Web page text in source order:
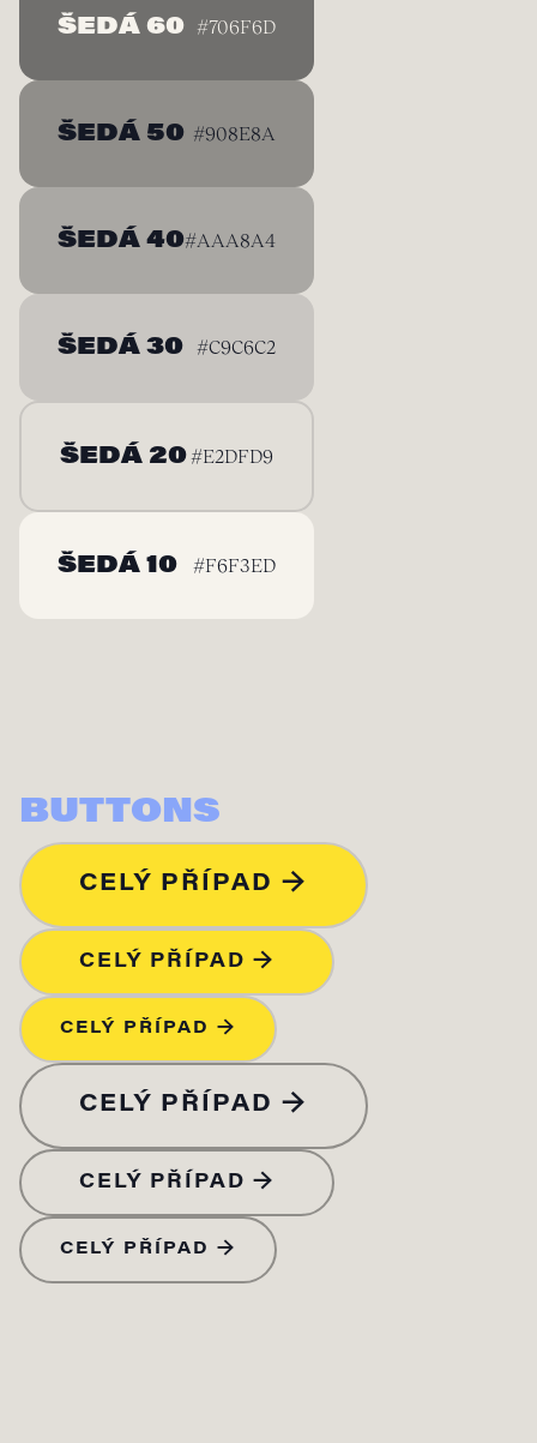
ŠEDÁ 60 #706F6D
ŠEDÁ 50 #908E8A
ŠEDÁ 40#AAA8A4
ŠEDÁ 30 #C9C6C2
ŠEDÁ 20#E2DFD9
ŠEDÁ 10 #F6F3ED
BUTTONS
CELÝ PŘÍPAD →
CELÝ PŘÍPAD →
CELÝ PŘÍPAD →
CELÝ PŘÍPAD →
CELÝ PŘÍPAD →
CELÝ PŘÍPAD →